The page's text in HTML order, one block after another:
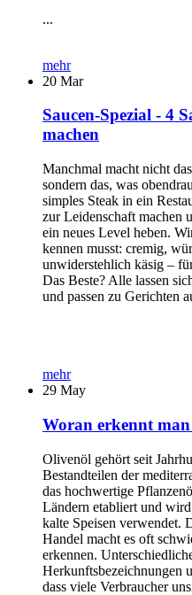
...
mehr
20 Mar
Saucen-Spezial - 4
machen
Manchmal macht nicht
sondern das, was
simples Steak in ein
zur Leidenschaft machen
ein neues Level heben.
kennen musst: cremig,
unwiderstehlich käsig –
Das Beste? Alle lassen
und passen zu Gerichten
mehr
29 May
Woran erkennt
Olivenöl gehört seit
Bestandteilen der
das hochwertige
Ländern etabliert und
kalte Speisen verwendet.
Handel macht es oft
erkennen.
Herkunftsbezeichnungen
dass viele Verbraucher